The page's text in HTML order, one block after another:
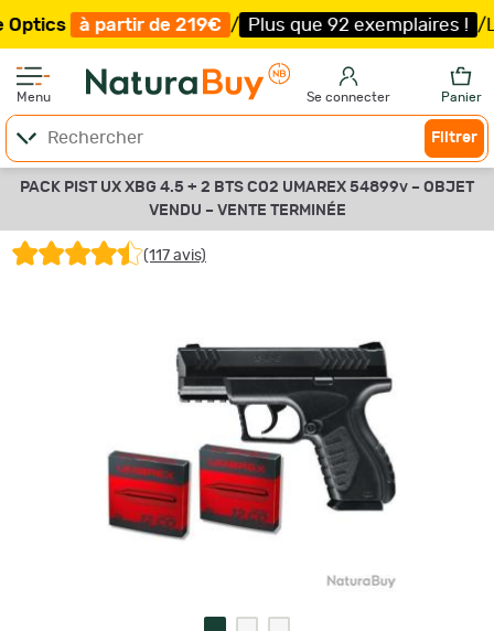
à partir de 219€ / Plus que 92 exemplaires ! /
Menu Se connecter Panier
Filtrer
PACK PIST UX XBG 4.5 + 2 BTS CO2 UMAREX 54899v – OBJET
VENDU – VENTE TERMINÉE
(117 avis)